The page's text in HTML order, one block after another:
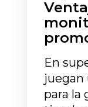
En
juegan
para la